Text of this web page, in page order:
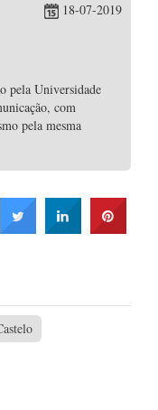
18-07-2019
pela Universidade
com
pela mesma